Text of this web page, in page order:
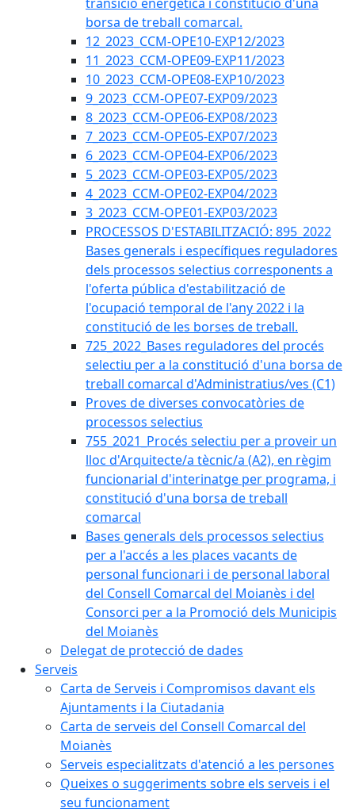
borsa de treball comarcal.
12_2023_CCM-OPE10-EXP12/2023
11_2023_CCM-OPE09-EXP11/2023
10_2023_CCM-OPE08-EXP10/2023
9_2023_CCM-OPE07-EXP09/2023
8_2023_CCM-OPE06-EXP08/2023
7_2023_CCM-OPE05-EXP07/2023
6_2023_CCM-OPE04-EXP06/2023
5_2023_CCM-OPE03-EXP05/2023
4_2023_CCM-OPE02-EXP04/2023
3_2023_CCM-OPE01-EXP03/2023
PROCESSOS D'ESTABILITZACIÓ: 895_2022
Bases generals i específiques reguladores
dels processos selectius corresponents a
l'oferta pública d'estabilització de
l'ocupació temporal de l'any 2022 i la
constitució de les borses de treball.
725_2022_Bases reguladores del procés
selectiu per a la constitució d'una borsa de
treball comarcal d'Administratius/ves (C1)
Proves de diverses convocatòries de
processos selectius
755_2021_Procés selectiu per a proveir un
lloc d'Arquitecte/a tècnic/a (A2), en règim
funcionarial d'interinatge per programa, i
constitució d'una borsa de treball
comarcal
Bases generals dels processos selectius
per a l'accés a les places vacants de
personal funcionari i de personal laboral
del Consell Comarcal del Moianès i del
Consorci per a la Promoció dels Municipis
del Moianès
Delegat de protecció de dades
Serveis
Carta de Serveis i Compromisos davant els
Ajuntaments i la Ciutadania
Carta de serveis del Consell Comarcal del
Moianès
Serveis especialitzats d'atenció a les persones
Queixes o suggeriments sobre els serveis i el
seu funcionament